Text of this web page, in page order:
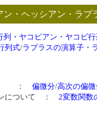
・ヘッシアン・ラプ
列・ヤコビアン・ヤコビ
列式/ラプラスの演算子・
： 偏微分/高次の偏
ンについて ： 2変数関数